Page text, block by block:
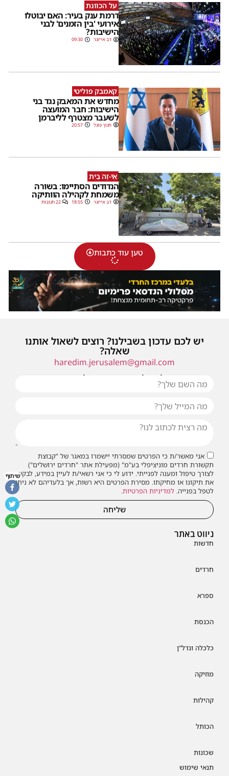
על הכוונת
דרמת ענק בעיר: האם יבוטלו
אירועי 'בין הזמנים' לבני
הישיבות?
דב אייזנר 09:30
קאמבק פוליטי
מחדש את המאבק נגד בני
הישיבות: חבר המועצה
לשעבר מצטרף לליברמן
חנוך פוגל 20:57
אֵי-זֶה בַּיִת
הנדודים הסתיימו: בשורה
משמחת לקהילה הוותיקה
דב אייזנר 18:55 22 תגובות
טען עוד כתבות
ניווט באתר
חדשות
חרדים
ספרא
הכנסת
כלכלה ונדל"ן
מוזיקה
קהילות
הכותל
שכונות
תנאי שימוש
יש לכם עדכון בשבילנו? רוצים לשאול אותנו
שאלה?
haredim.jerusalem@gmail.com
או שילחו אלינו פנייה ונחזור אליכם בהקדם
אני מאשר/ת כי הפרטים שמסרתי יישמרו במאגר של "קבוצת
תקשורת חרדים מוניציפלי בע"מ" (מפעילת אתר "חרדים ירושלים")
לצורך טיפול ומענה לפנייתי. ידוע לי כי אני רשאי/ת לעיין במידע, לבקש
את תיקונו או מחיקתו. מסירת הפרטים היא רשות, אך בלעדיהם לא ניתן
לטפל בפנייה. למדיניות הפרטיות.
שליחה
שיתוף